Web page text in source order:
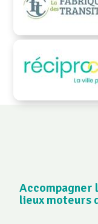
RECIPRO-
Accompagner
lieux moteurs